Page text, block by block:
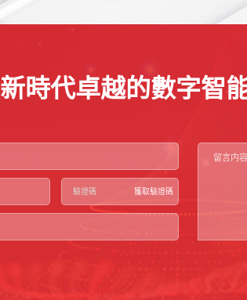
新時代卓越的數字智
獲取驗證碼